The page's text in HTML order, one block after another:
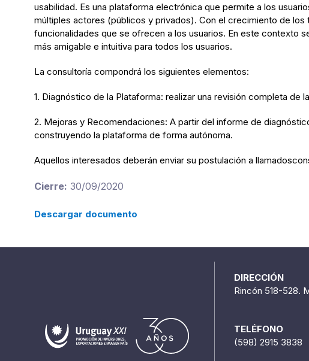
usabilidad. Es una plataforma electrónica que permite a los
múltiples actores (públicos y privados). Con el crecimiento de
funcionalidades que se ofrecen a los usuarios. En este contexto
más amigable e intuitiva para todos los usuarios.
La consultoría compondrá los siguientes elementos:
1. Diagnóstico de la Plataforma: realizar una revisión completa
2. Mejoras y Recomendaciones: A partir del informe de
construyendo la plataforma de forma autónoma.
Aquellos interesados deberán enviar su postulación a
Cierre: 30/09/2020
Descargar documento
DIRECCIÓN
Rincón 518-528.
TELÉFONO
(598) 2915 3838